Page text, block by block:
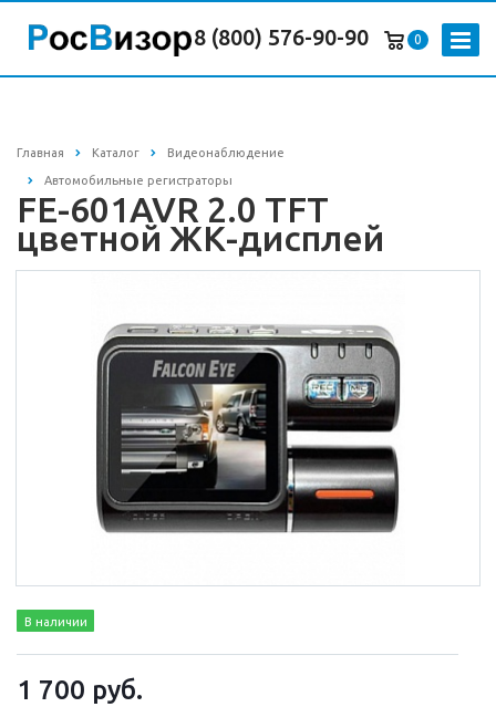
0
8 (800) 576-90-90
Главная Каталог Видеонаблюдение
Автомобильные регистраторы
FE-601AVR 2.0 TFT
цветной ЖК-дисплей
В наличии
1 700 руб.